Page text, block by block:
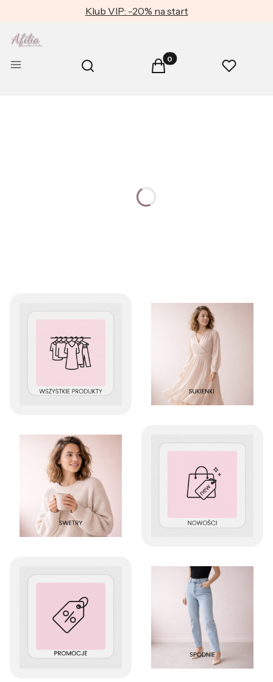
Klub VIP: -20% na start
Menu Otwórz wyszukiwarkę
Szukaj Produkty w koszyku: 0.
Koszyk Ulubione